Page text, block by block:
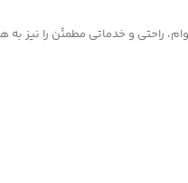
و خدماتی مطمئن را نیز به